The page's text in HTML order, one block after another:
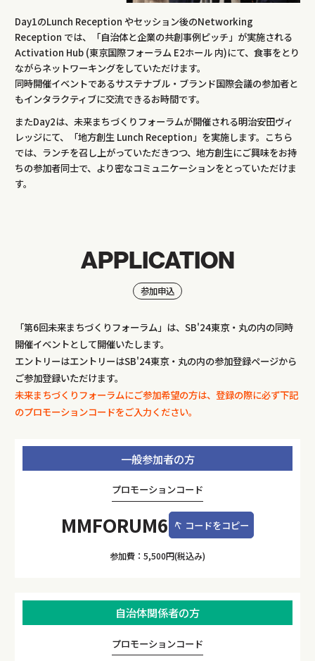
Day1のLunch Reception やセッション後のNetworking
Reception では、「自治体と企業の共創事例ピッチ」が実施される
Activation Hub (東京国際フォーラム E2ホール 内)にて、食事をとり
ながらネットワーキングをしていただけます。
同時開催イベントであるサステナブル・ブランド国際会議の参加者と
もインタラクティブに交流できるお時間です。
またDay2は、未来まちづくりフォーラムが開催される明治安田ヴィ
レッジにて、「地方創生 Lunch Reception」を実施します。こちら
では、ランチを召し上がっていただきつつ、地方創生にご興味をお持
ちの参加者同士で、より密なコミュニケーションをとっていただけま
す。
APPLICATION
参加申込
「第6回未来まちづくりフォーラム」は、SB'24東京・丸の内の同時
開催イベントとして開催いたします。
エントリーはエントリーはSB'24東京・丸の内の参加登録ページから
ご参加登録いただけます。
未来まちづくりフォーラムにご参加希望の方は、登録の際に必ず下記
のプロモーションコードをご入力ください。
一般参加者の方
プロモーションコード
MMFORUM6 コードをコピー
参加費：5,500円(税込み)
自治体関係者の方
プロモーションコード